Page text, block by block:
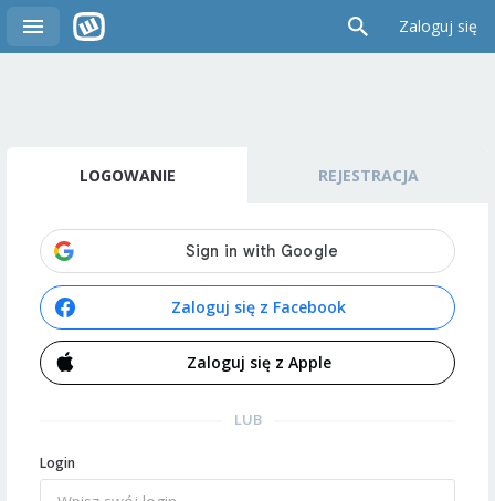
Zaloguj się
LOGOWANIE REJESTRACJA
Zaloguj się z Facebook
Zaloguj się z Apple
LUB
Login